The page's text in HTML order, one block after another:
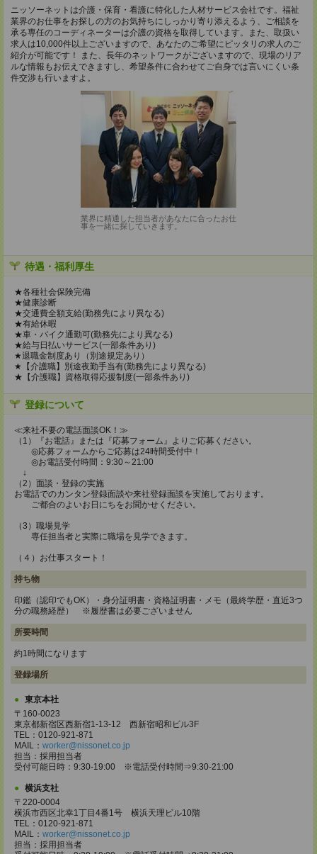
ニッソーネットは介護・保育・看護に特化した人材サービス会社です。福祉
業界のお仕事をお探しの方のお気持ちにしっかり寄り添えるよう、ご相談を
承る専任のコーディネーターは介護の資格を取得しています。また、取扱い
求人は10,000件以上ございますので、あなたのご希望にピッタリの求人のご
紹介が可能です！ また、長年のネットワークがございますので、現場のリア
ルな情報もお伝えできますし、希望条件に合わせてご自身では言いにくい条
件交渉も行いますよ。
業界に精通した担当者があなたに合ったお仕
事を一緒に探していきます。
待遇・福利厚生
★各種社会保険完備
★健康診断
★交通費全額支給(勤務先により異なる)
★有給休暇
★車・バイク通勤可(勤務先により異なる)
★給与日払いサービス(一部条件あり)
★退職金制度あり（別途規定あり）
★【介護職】別途夜勤手当有(勤務先により異なる)
★【介護職】資格取得応援制度(一部条件あり)
登録について
≪来社不要の電話面談OK！≫
（1）『お電話』または『応募フォーム』よりご応募ください。
◎応募フォームからご応募は24時間受付中！
◎お電話受付時間：9:30～21:00
↓
（2）面談・登録の実施
お電話でのカンタン登録面談や来社登録面談を実施しております。
ご都合のよいお日にちをお聞かせください。
（3）職場見学
専任担当者と実際に職場を見学できます。
（４）お仕事スタート！
持ち物
印鑑（認印でもOK）・身分証明書・資格証明書・メモ（最終学歴・直近3つ
分の職務経歴） ※履歴書は必要ございません
所要時間
約1時間になります
登録場所
東京本社
〒160-0023
東京都新宿区西新宿1-13-12 西新宿昭和ビル3F
TEL：0120-921-871
MAIL： worker@nissonet.co.jp
担当：採用担当者
受付可能日時：9:30-19:00 ※電話受付時間⇒9:30-21:00
横浜支社
〒220-0004
横浜市西区北幸1丁目4番1号 横浜天理ビル10階
TEL：0120-921-871
MAIL： worker@nissonet.co.jp
担当：採用担当者